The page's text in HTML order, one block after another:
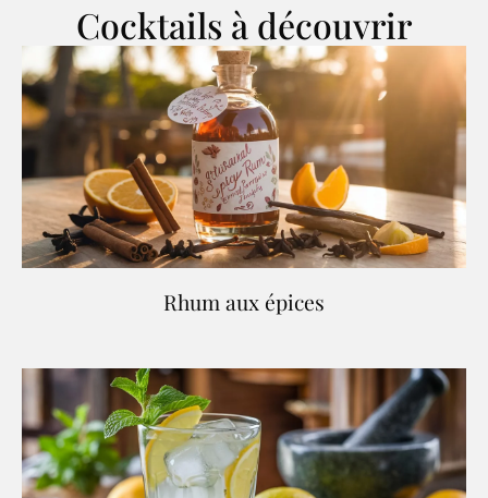
Cocktails à découvrir
Rhum aux épices